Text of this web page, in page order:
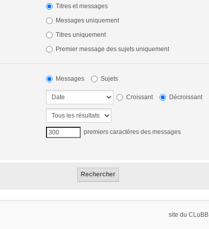
Titres et messages
Messages uniquement
Titres uniquement
Premier message des sujets uniquement
Messages Sujets
Croissant Décroissant
premiers caractères des messages
site du CLuBB